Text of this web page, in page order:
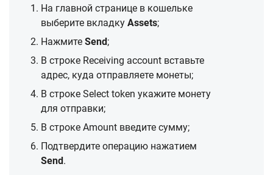
На главной странице в кошельке
выберите вкладку Assets;
Нажмите Send;
В строке Receiving account вставьте
адрес, куда отправляете монеты;
В строке Select token укажите монету
для отправки;
В строке Amount введите сумму;
Подтвердите операцию нажатием
Send.